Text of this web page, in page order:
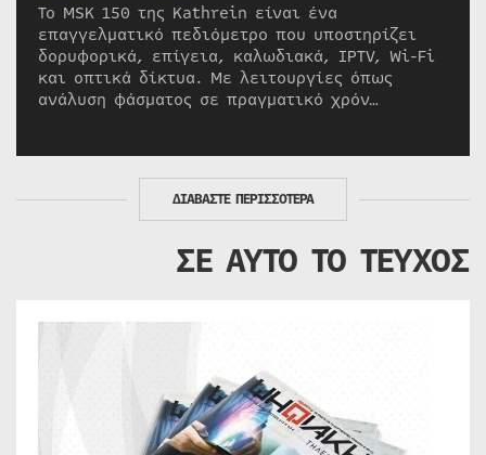
Το MSK 150 της Kathrein είναι ένα
επαγγελματικό πεδιόμετρο που υποστηρίζει
δορυφορικά, επίγεια, καλωδιακά, IPTV, Wi-Fi
και οπτικά δίκτυα. Με λειτουργίες όπως
ανάλυση φάσματος σε πραγματικό χρόν…
ΔΙΑΒΑΣΤΕ ΠΕΡΙΣΣΟΤΕΡΑ
ΣΕ ΑΥΤΟ ΤΟ ΤΕΥΧΟΣ